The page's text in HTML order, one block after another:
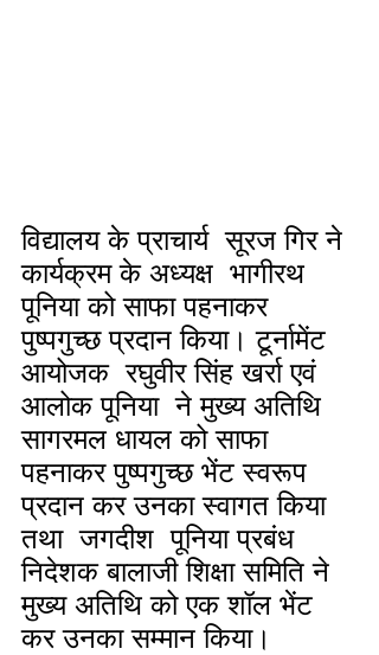
विद्यालय के प्राचार्य  सूरज गिर ने
कार्यक्रम के अध्यक्ष  भागीरथ
पूनिया को साफा पहनाकर
पुष्पगुच्छ प्रदान किया। टूर्नामेंट
आयोजक  रघुवीर सिंह खर्रा एवं
आलोक पूनिया  ने मुख्य अतिथि
सागरमल धायल को साफा
पहनाकर पुष्पगुच्छ भेंट स्वरूप
प्रदान कर उनका स्वागत किया
तथा  जगदीश  पूनिया प्रबंध
निदेशक बालाजी शिक्षा समिति ने
मुख्य अतिथि को एक शॉल भेंट
कर उनका सम्मान किया।